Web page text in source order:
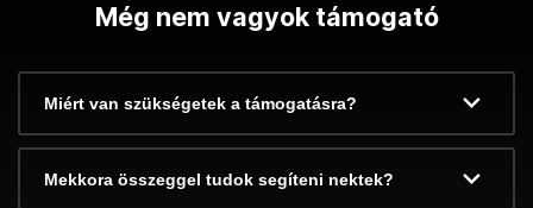
Még nem vagyok támogató
Miért van szükségetek a támogatásra?
Mekkora összeggel tudok segíteni nektek?